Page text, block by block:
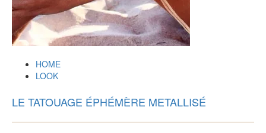
HOME
LOOK
LE TATOUAGE ÉPHÉMÈRE METALLISÉ